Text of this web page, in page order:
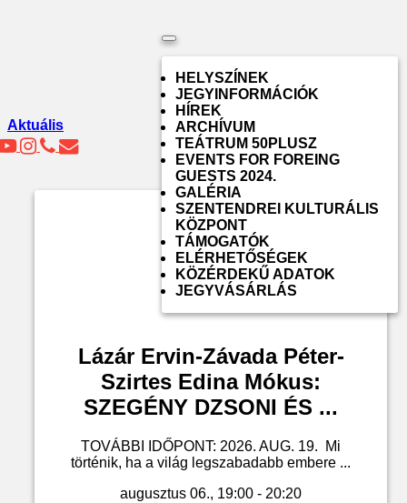
Toggle
navigation
HELYSZÍNEK
JEGYINFORMÁCIÓK
HÍREK
ARCHÍVUM
TEÁTRUM 50PLUSZ
EVENTS FOR FOREING
GUESTS 2024.
GALÉRIA
SZENTENDREI KULTURÁLIS
KÖZPONT
TÁMOGATÓK
ELÉRHETŐSÉGEK
KÖZÉRDEKŰ ADATOK
JEGYVÁSÁRLÁS
Aktuális
Lázár Ervin-Závada Péter-
Szirtes Edina Mókus:
SZEGÉNY DZSONI ÉS ...
TOVÁBBI IDŐPONT: 2026. AUG. 19. Mi
történik, ha a világ legszabadabb embere ...
augusztus 06., 19:00 - 20:20